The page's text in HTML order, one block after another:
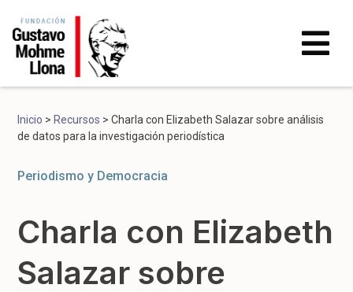
Inicio > Recursos >Charla con Elizabeth Salazar sobre análisis
de datos para la investigación periodística
Periodismo y Democracia
Charla con Elizabeth
Salazar sobre